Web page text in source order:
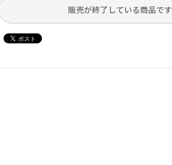
販売が終了している商品です